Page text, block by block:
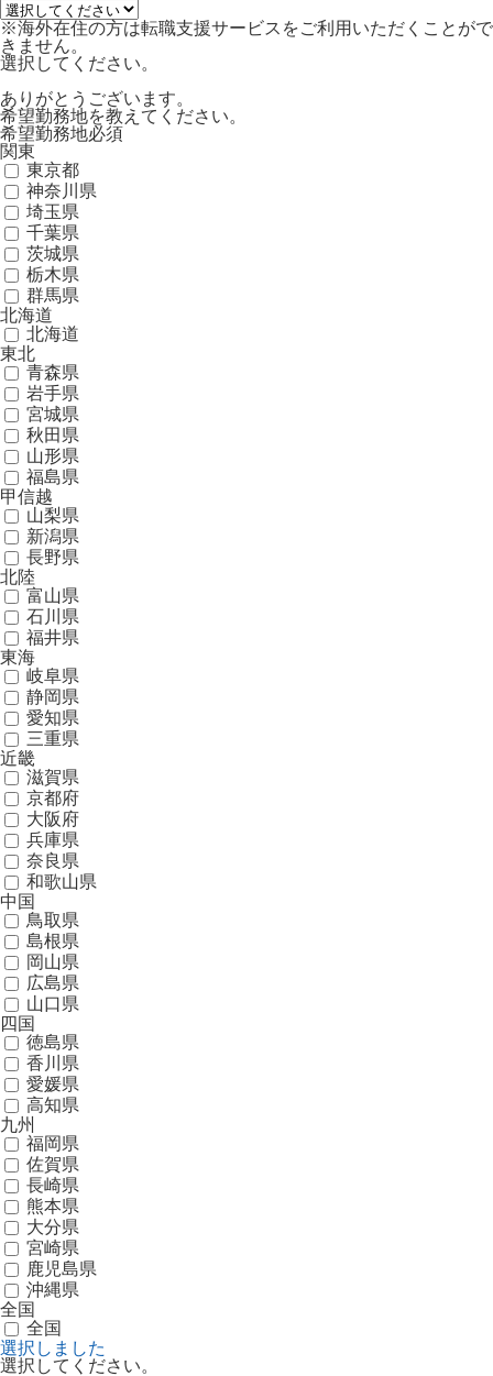
※海外在住の方は転職支援サービスをご利用いただくことがで
きません。
選択してください。
ありがとうございます。
希望勤務地を教えてください。
希望勤務地必須
関東
東京都
神奈川県
埼玉県
千葉県
茨城県
栃木県
群馬県
北海道
北海道
東北
青森県
岩手県
宮城県
秋田県
山形県
福島県
甲信越
山梨県
新潟県
長野県
北陸
富山県
石川県
福井県
東海
岐阜県
静岡県
愛知県
三重県
近畿
滋賀県
京都府
大阪府
兵庫県
奈良県
和歌山県
中国
鳥取県
島根県
岡山県
広島県
山口県
四国
徳島県
香川県
愛媛県
高知県
九州
福岡県
佐賀県
長崎県
熊本県
大分県
宮崎県
鹿児島県
沖縄県
全国
全国
選択しました
選択してください。